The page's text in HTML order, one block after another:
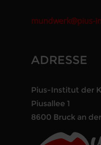
mundwerk@pius-
ADRESSE
Pius-Institut der
Piusallee 1
8600 Bruck an